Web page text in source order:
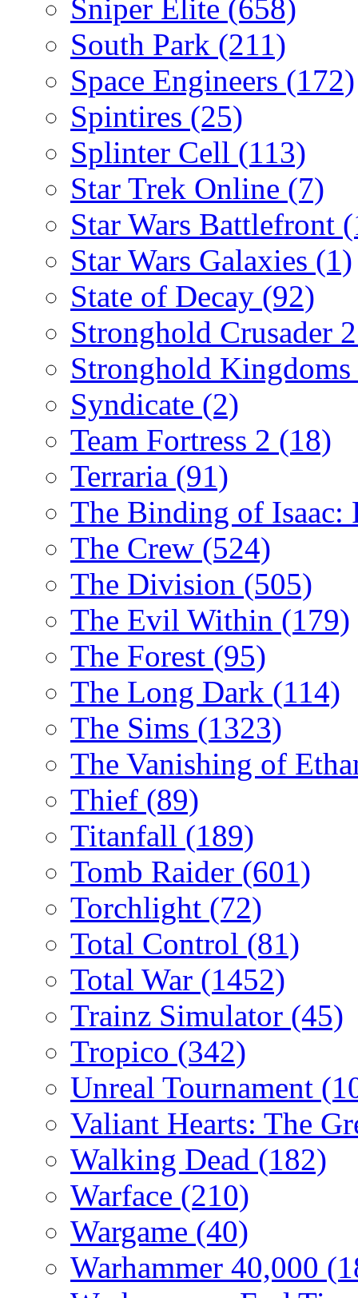
Sniper Elite (658)
South Park (211)
Space Engineers (172)
Spintires (25)
Splinter Cell (113)
Star Trek Online (7)
Star Wars Battlefront
Star Wars Galaxies (1)
State of Decay (92)
Stronghold Crusader
Stronghold Kingdoms
Syndicate (2)
Team Fortress 2 (18)
Terraria (91)
The Binding of
The Crew (524)
The Division (505)
The Evil Within (179)
The Forest (95)
The Long Dark (114)
The Sims (1323)
The Vanishing of
Thief (89)
Titanfall (189)
Tomb Raider (601)
Torchlight (72)
Total Control (81)
Total War (1452)
Trainz Simulator (45)
Tropico (342)
Unreal Tournament
Valiant Hearts: The
Walking Dead (182)
Warface (210)
Wargame (40)
Warhammer 40,000